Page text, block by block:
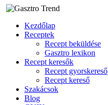
Kezdőlap
Receptek
Recept beküldése
Gasztro lexikon
Recept keresők
Recept gyorskereső
Recept kereső
Szakácsok
Blog